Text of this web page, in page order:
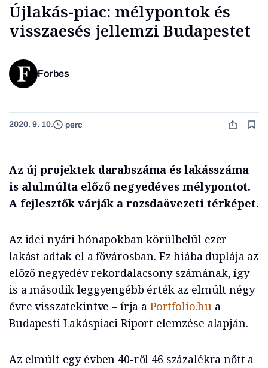
Újlakás-piac: mélypontok és
visszaesés jellemzi Budapestet
Forbes
2020. 9. 10. perc
Az új projektek darabszáma és lakásszáma
is alulmúlta előző negyedéves mélypontot.
A fejlesztők várják a rozsdaövezeti térképet.
Az idei nyári hónapokban körülbelül ezer
lakást adtak el a fővárosban. Ez hiába duplája az
előző negyedév rekordalacsony számának, így
is a második leggyengébb érték az elmúlt négy
évre visszatekintve – írja a Portfolio.hu a
Budapesti Lakáspiaci Riport elemzése alapján.
Az elmúlt egy évben 40-ről 46 százalékra nőtt a